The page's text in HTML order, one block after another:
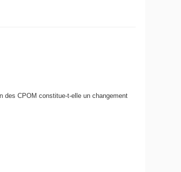
des CPOM constitue-t-elle un changement